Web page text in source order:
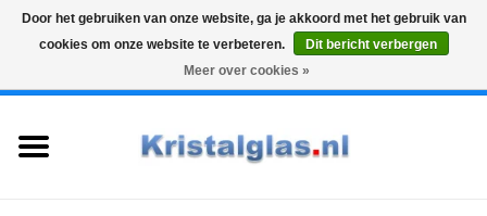
Graveren
Door het gebruiken van onze website, ga je akkoord met het gebruik van
cookies om onze website te verbeteren.
Dit bericht verbergen
Meer over cookies »